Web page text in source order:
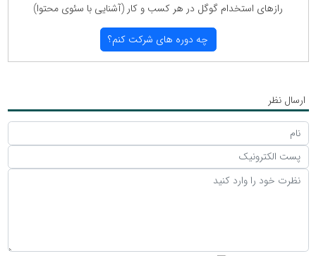
رازهای استخدام گوگل در هر كسب و كار (آشنایی با سئوی محتوا)
چه دوره های شركت كنم؟
ارسال نظر